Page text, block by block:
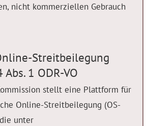
nicht kommerziellen Gebrauch
Streitbeilegung
1 ODR-VO
stellt eine Plattform für
Online-Streitbeilegung (OS-
unter